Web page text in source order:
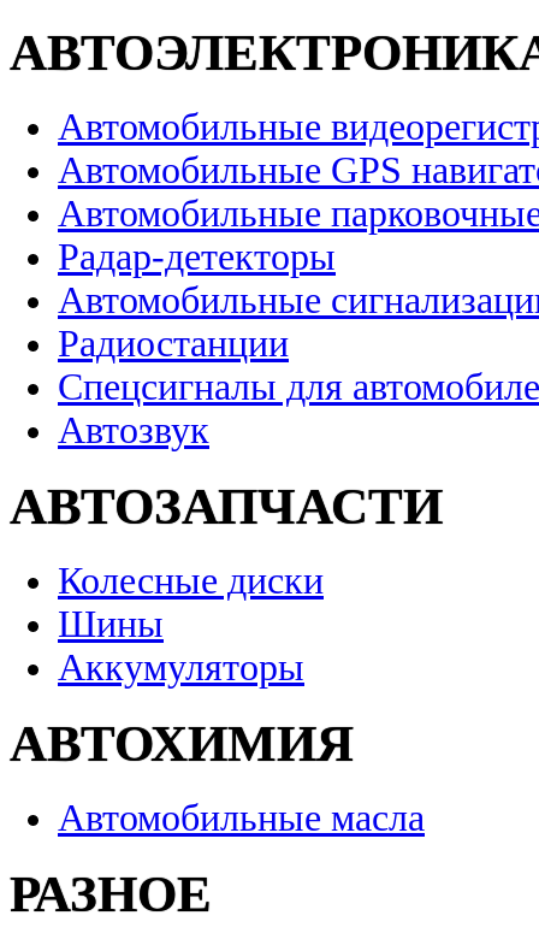
Автомобильные
Автомобильные GPS
Автомобильные
Радар-детекторы
Автомобильные
Радиостанции
Спецсигналы для
Автозвук
АВТОЗАПЧАСТИ
Колесные диски
Шины
Аккумуляторы
АВТОХИМИЯ
Автомобильные масла
РАЗНОЕ